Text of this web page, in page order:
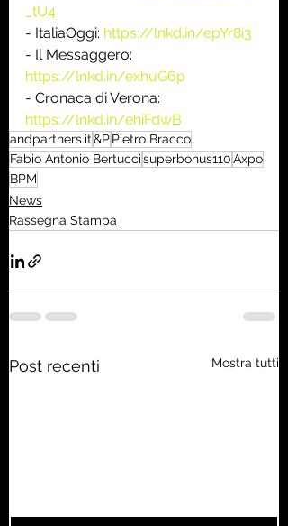
_tU4
- ItaliaOggi: https://lnkd.in/epYr8i3
- Il Messaggero:
https://lnkd.in/exhuG6p
- Cronaca di Verona:
https://lnkd.in/ehiFdwB
andpartners.it&PPietro Bracco
Fabio Antonio Bertuccisuperbonus110Axpo
BPM
News
Rassegna Stampa
Post recenti Mostra tutti